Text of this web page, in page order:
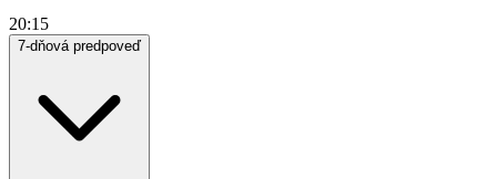
20:15
7-dňová predpoveď